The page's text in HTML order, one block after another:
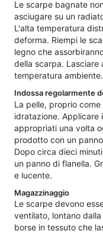
Le scarpe bagnate
asciugare su un
L'alta temperatura
deforma. Riempi le
legno che
della scarpa. Lasciare
temperatura ambiente.
Indossa regolarmente
La pelle, proprio
idratazione. Applicare
appropriati una volta
prodotto con un
Dopo circa dieci
un panno di flanella.
e lucente.
Magazzinaggio
Le scarpe devono
ventilato, lontano
borse in tessuto che